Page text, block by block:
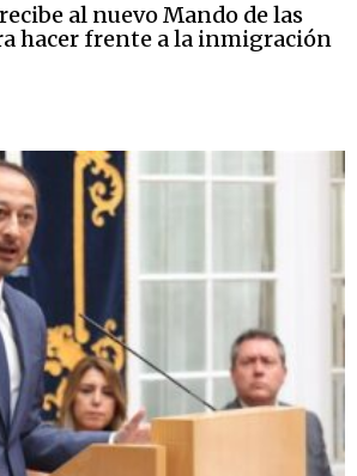
al nuevo Mando de las
hacer frente a la inmigración